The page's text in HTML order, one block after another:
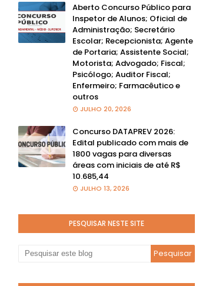
Aberto Concurso Público para
Inspetor de Alunos; Oficial de
Administração; Secretário
Escolar; Recepcionista; Agente
de Portaria; Assistente Social;
Motorista; Advogado; Fiscal;
Psicólogo; Auditor Fiscal;
Enfermeiro; Farmacêutico e
outros
JULHO 20, 2026
Concurso DATAPREV 2026:
Edital publicado com mais de
1800 vagas para diversas
áreas com iniciais de até R$
10.685,44
JULHO 13, 2026
PESQUISAR NESTE SITE